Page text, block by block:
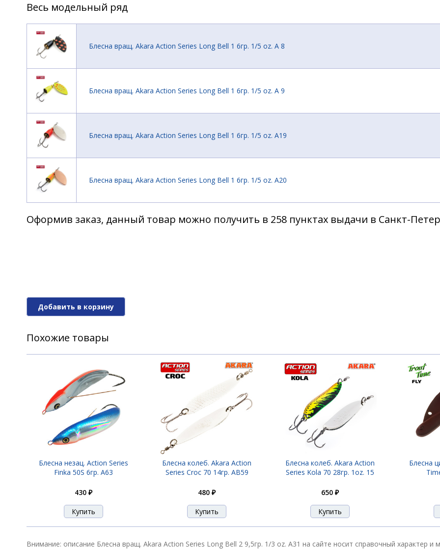
Весь модельный ряд
Блесна вращ. Akara Action Series Long Bell 1 6гр. 1/5 oz. A 8
Блесна вращ. Akara Action Series Long Bell 1 6гр. 1/5 oz. A 9
Блесна вращ. Akara Action Series Long Bell 1 6гр. 1/5 oz. A19
Блесна вращ. Akara Action Series Long Bell 1 6гр. 1/5 oz. A20
Блесна вращ. Akara Action Series Long Bell 1 6гр. 1/5 oz. A21
Блесна вращ. Akara Action Series Long Bell 2 9,5гр. 1/3 oz. A 8
Блесна вращ. Akara Action Series Long Bell 2 9,5гр. 1/3 oz. A19
Блесна вращ. Akara Action Series Long Bell 2 9,5гр. 1/3 oz. A20
Блесна вращ. Akara Action Series Long Bell 2 9,5гр. 1/3 oz. A21
Оформив заказ, данный товар можно получить в 258 пунктах выдачи в Санкт-
Добавить в корзину
Похожие товары
Блесна незац. Action Series
Finka 50S 6гр. A63
430 ₽
Блесна колеб. Akara Action
Series Croc 70 14гр. AB59
480 ₽
Блесна колеб. Akara Action
Series Kola 70 28гр. 1oz. 15
650 ₽
Блесна
Внимание: описание Блесна вращ. Akara Action Series Long Bell 2 9,5гр. 1/3 oz. A31 на сайте носит справочный характер